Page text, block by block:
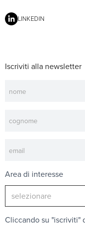
LINKEDIN
Iscriviti alla newsletter
Area di interesse
Cliccando su "iscriviti"